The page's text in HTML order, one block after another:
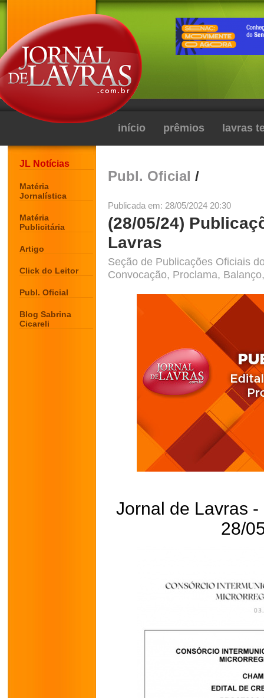
início prêmios lavras
JL Notícias
Matéria
Jornalística
Matéria
Publicitária
Artigo
Click do Leitor
Publ. Oficial
Blog Sabrina
Cicareli
Publ. Oficial /
Publicada em: 28/05/2024 20:30
(28/05/24)
Lavras
Seção de Publicações Oficiais
Convocação, Proclama,
Jornal de Lavras
28/